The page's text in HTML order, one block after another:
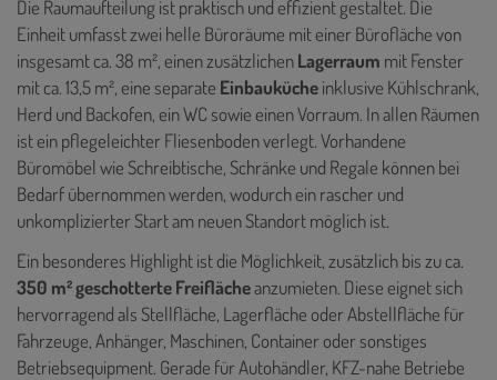
Die Raumaufteilung ist praktisch und effizient gestaltet. Die
Einheit umfasst zwei helle Büroräume mit einer Bürofläche von
insgesamt ca. 38 m², einen zusätzlichenLagerraum mit Fenster
mit ca. 13,5 m², eine separate Einbaukücheinklusive Kühlschrank,
Herd und Backofen, ein WC sowie einen Vorraum. In allen Räumen
ist ein pflegeleichter Fliesenboden verlegt. Vorhandene
Büromöbel wie Schreibtische, Schränke und Regale können bei
Bedarf übernommen werden, wodurch ein rascher und
unkomplizierter Start am neuen Standort möglich ist.
Ein besonderes Highlight ist die Möglichkeit, zusätzlich bis zu ca.
350 m² geschotterte Freiflächeanzumieten. Diese eignet sich
hervorragend als Stellfläche, Lagerfläche oder Abstellfläche für
Fahrzeuge, Anhänger, Maschinen, Container oder sonstiges
Betriebsequipment. Gerade für Autohändler, KFZ-nahe Betriebe